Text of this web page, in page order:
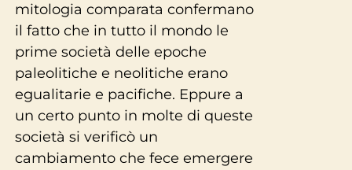
mitologia comparata confermano
il fatto che in tutto il mondo le
prime società delle epoche
paleolitiche e neolitiche erano
egualitarie e pacifiche. Eppure a
un certo punto in molte di queste
società si verificò un
cambiamento che fece emergere